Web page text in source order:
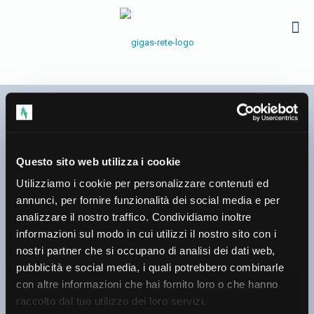
Questo sito web utilizza i cookie
Utilizziamo i cookie per personalizzare contenuti ed
annunci, per fornire funzionalità dei social media e per
analizzare il nostro traffico. Condividiamo inoltre
informazioni sul modo in cui utilizzi il nostro sito con i
nostri partner che si occupano di analisi dei dati web,
pubblicità e social media, i quali potrebbero combinarle
con altre informazioni che hai fornito loro o che hanno
raccolto dal tuo utilizzo dei loro servizi.
Monitoraggio della
pressione di esercizio nelle
reti di distribuzione in bassa
pressione (Febbraio 2025)